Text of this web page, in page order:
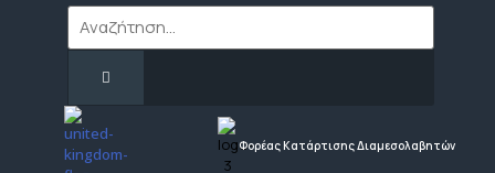
Φορέας Κατάρτισης Διαμεσολαβητών